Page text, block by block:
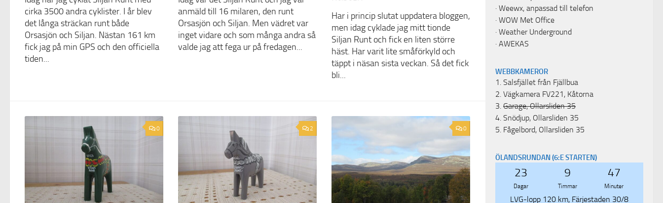
cirka 3500 andra cyklister. I år blev
det långa sträckan runt både
Orsasjön och Siljan. Nästan 161 km
fick jag på min GPS och den officiella
tiden...
anmäld till 16 milaren, den runt
Orsasjön och Siljan. Men vädret var
inget vidare och som många andra så
valde jag att fega ur på fredagen...
Har i princip slutat uppdatera bloggen,
men idag cyklade jag mitt tionde
Siljan Runt och fick en liten större
häst. Har varit lite småförkyld och
täppt i näsan sista veckan. Så det fick
bli...
0 2 0
· Weewx, anpassad till telefon
· WOW Met Office
· Weather Underground
· AWEKAS
WEBBKAMEROR
1. Salsfjället från Fjällbua
2. Vägkamera FV221, Kåtorna
3. Garage, Ollarsliden 35
4. Snödjup, Ollarsliden 35
5. Fågelbord, Ollarsliden 35
ÖLANDSRUNDAN (6:E STARTEN)
23
Dagar
9
Timmar
47
Minuter
LVG-lopp 120 km, Färjestaden 30/8